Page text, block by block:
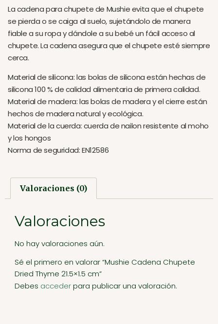
La cadena para chupete de Mushie evita que el chupete
se pierda o se caiga al suelo, sujetándolo de manera
fiable a su ropa y dándole a su bebé un fácil acceso al
chupete. La cadena asegura que el chupete esté siempre
cerca.
Material de silicona: las bolas de silicona están hechas de
silicona 100 % de calidad alimentaria de primera calidad.
Material de madera: las bolas de madera y el cierre están
hechos de madera natural y ecológica.
Material de la cuerda: cuerda de nailon resistente al moho
y los hongos
Norma de seguridad: EN12586
Valoraciones (0)
Valoraciones
No hay valoraciones aún.
Sé el primero en valorar “Mushie Cadena Chupete
Dried Thyme 21.5×1.5 cm”
Debes accederpara publicar una valoración.